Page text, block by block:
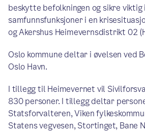
beskytte befolkningen og sikre
samfunnsfunksjoner i en
og Akershus Heimevernsdistrikt 02
Oslo kommune deltar i øvelsen ved
Oslo Havn.
I tillegg til Heimevernet vil
830 personer. I tillegg deltar
Statsforvalteren, Viken
Statens vegvesen, Stortinget, Bane